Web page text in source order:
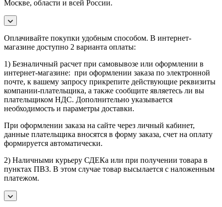
Москве, области и всей России.
Оплачивайте покупки удобным способом. В интернет-
магазине доступно 2 варианта оплаты:
1) Безналичный расчет при самовывозе или оформлении в
интернет-магазине: при оформлении заказа по электронной
почте, к вашему запросу прикрепите действующие реквизиты
компании-плательщика, а также сообщите являетесь ли вы
плательщиком НДС. Дополнительно указывается
необходимость и параметры доставки.
При оформлении заказа на сайте через личный кабинет,
данные плательщика вносятся в форму заказа, счет на оплату
формируется автоматически.
2) Наличными курьеру СДЕКа или при получении товара в
пунктах ПВЗ. В этом случае товар высылается с наложенным
платежом.